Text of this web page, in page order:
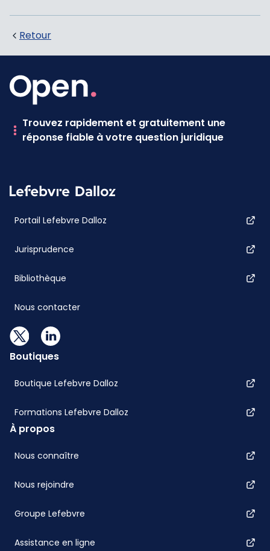
Retour
Trouvez rapidement et gratuitement une
réponse fiable à votre question juridique
Portail Lefebvre Dalloz
Jurisprudence
Bibliothèque
Nous contacter
Boutiques
Boutique Lefebvre Dalloz
Formations Lefebvre Dalloz
À propos
Nous connaître
Nous rejoindre
Groupe Lefebvre
Assistance en ligne